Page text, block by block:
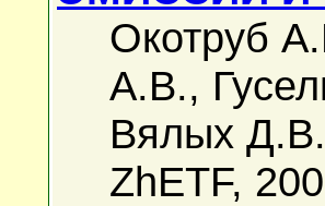
Окотруб
А.В.,
Вялых Д.В.
ZhETF,